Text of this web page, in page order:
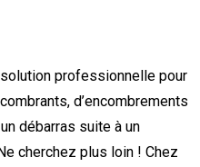
professionnelle pour
d’encombrements
débarras suite à un
cherchez plus loin ! Chez